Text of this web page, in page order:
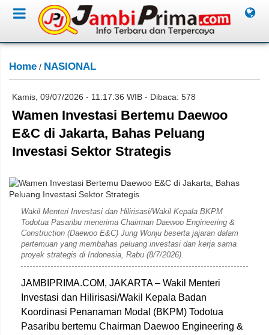
Home / NASIONAL
Kamis, 09/07/2026 - 11:17:36 WIB - Dibaca: 578
Wamen Investasi Bertemu Daewoo
E&C di Jakarta, Bahas Peluang
Investasi Sektor Strategis
Wakil Menteri Investasi dan Hilirisasi/Wakil Kepala BKPM
Todotua Pasaribu menerima Chairman Daewoo Engineering &
Construction (Daewoo E&C) Jung Wonju beserta jajaran dalam
pertemuan yang membahas peluang investasi dan kerja sama
proyek strategis di Indonesia, Rabu (8/7/2026).
JAMBIPRIMA.COM, JAKARTA – Wakil Menteri
Investasi dan Hilirisasi/Wakil Kepala Badan
Koordinasi Penanaman Modal (BKPM) Todotua
Pasaribu bertemu Chairman Daewoo Engineering &